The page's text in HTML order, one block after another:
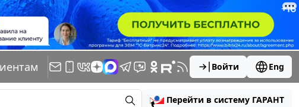
Войти Eng
Перейти в систему ГАРАНТ